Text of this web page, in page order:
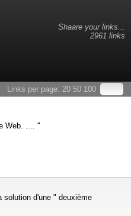
Shaare your links...
2961 links
Links per page: 20 50 100
Web. .... "
d'une " deuxième